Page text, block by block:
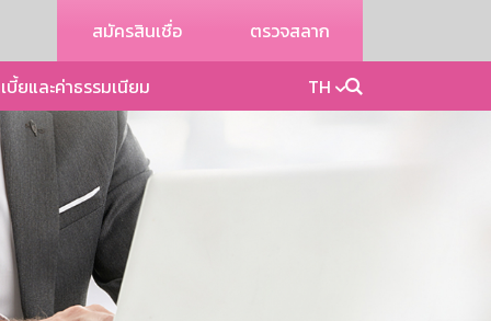
สมัครสินเชื่อ ตรวจสลาก
บี้ยและค่าธรรมเนียม TH